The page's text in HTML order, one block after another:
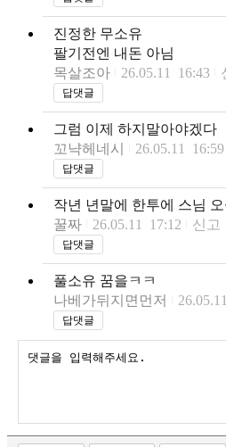
진정한 무소유
팔기전엔 내돈 아님
목살조아
26.05.11 16:43
답댓글
그럼 이제 하지말아야겠다
꼬냑헤네시
26.05.11 16:59
답댓글
작년 년말에 한투에 스님
꿀짜
26.05.11 17:12 신고
답댓글
풀소유 꿈을ㅋㅋ
나베가뒤지면먼저
답댓글